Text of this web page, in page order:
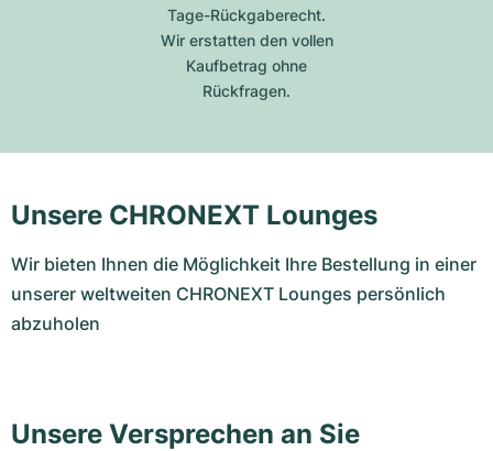
Tage-Rückgaberecht.
Wir erstatten den vollen
Kaufbetrag ohne
Rückfragen.
Unsere CHRONEXT Lounges
Wir bieten Ihnen die Möglichkeit Ihre Bestellung in einer
unserer weltweiten CHRONEXT Lounges persönlich
abzuholen
Unsere Versprechen an Sie